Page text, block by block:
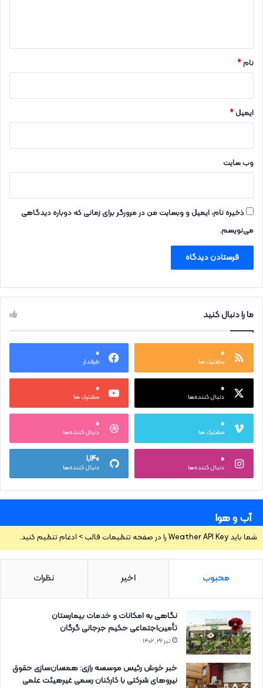
ا
ا
س
نام*
ایمیل*
وب‌ سایت
ذخیره نام، ایمیل و وبسایت من در مرورگر برای زمانی که دوباره دیدگاهی
می‌نویسم.
ما را دنبال کنید
۰
مشترک ها
۰
طرفدار
۰
دنبال کننده‌ها
۰
مشترک ها
۰
مشترک ها
۰
دنبال کننده‌ها
۰
دنبال کننده‌ها
۱,۱۴۰
دنبال کننده‌ها
آب و هوا
شما باید Weather API Key را در صفحه تنظیمات قالب > ادغام تنظیم کنید.
محبوب اخیر نظرات
نگاهی به امکانات و خدمات بیمارستان
تأمین‌اجتماعی حکیم جرجانی گرگان
تیر ۲۶, ۱۴۰۲
خبر خوش رئیس موسسه رازی: همسان‌سازی حقوق
نیروهای شرکتی با کارکنان رسمی غیرهیئت علمی